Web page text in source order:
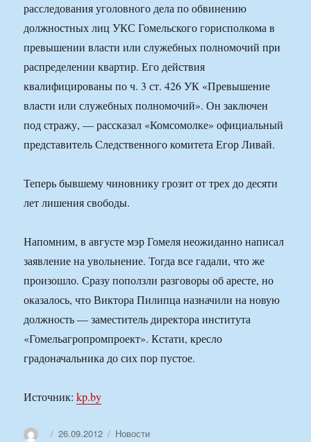
расследования уголовного дела по обвинению
должностных лиц УКС Гомельского горисполкома в
превышении власти или служебных полномочий при
распределении квартир. Его действия
квалифицированы по ч. 3 ст. 426 УК «Превышение
власти или служебных полномочий». Он заключен
под стражу, — рассказал «Комсомолке» официальный
представитель Следственного комитета Егор Ливай.
Теперь бывшему чиновнику грозит от трех до десяти
лет лишения свободы.
Напомним, в августе мэр Гомеля неожиданно написал
заявление на увольнение. Тогда все гадали, что же
произошло. Сразу поползли разговоры об аресте, но
оказалось, что Виктора Пилипца назначили на новую
должность — заместитель директора института
«Гомельагропромпроект». Кстати, кресло
градоначальника до сих пор пустое.
Источник:kp.by
АвторОпубликовано
26.09.2012 Рубрики
Новости